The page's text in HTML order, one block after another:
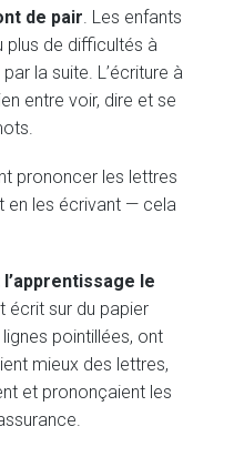
de pair. Les enfants
plus de difficultés à
la suite. L’écriture à
entre voir, dire et se
prononcer les lettres
en les écrivant — cela
le
écrit sur du papier
pointillées, ont
mieux des lettres,
et prononçaient les